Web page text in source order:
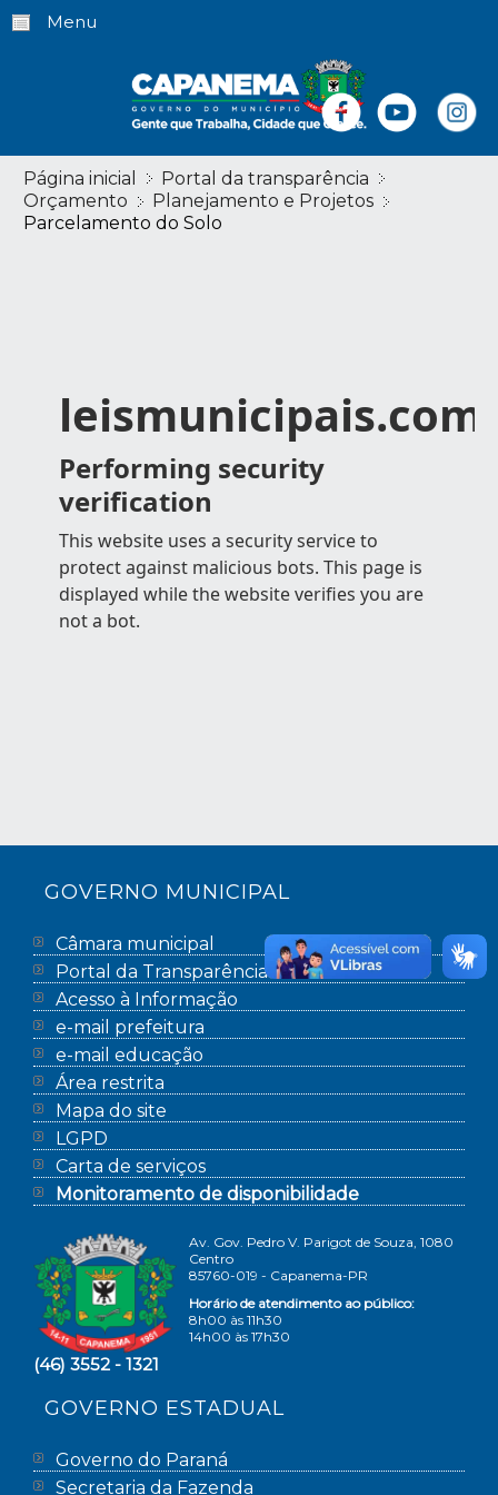
Menu
Página inicial
Portal da transparência
Orçamento
Planejamento e Projetos
Parcelamento do Solo
GOVERNO MUNICIPAL
Câmara municipal
Portal da Transparência
Acesso à Informação
e-mail prefeitura
e-mail educação
Área restrita
Mapa do site
LGPD
Carta de serviços
Monitoramento de disponibilidade
Av. Gov. Pedro V. Parigot de Souza, 1080
Centro
85760-019 - Capanema-PR
Horário de atendimento ao público:
8h00 às 11h30
14h00 às 17h30
(46) 3552 - 1321
GOVERNO ESTADUAL
Governo do Paraná
Secretaria da Fazenda